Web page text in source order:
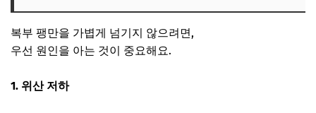
복부 팽만을 가볍게 넘기지 않으려면,
우선 원인을 아는 것이 중요해요.
1. 위산 저하